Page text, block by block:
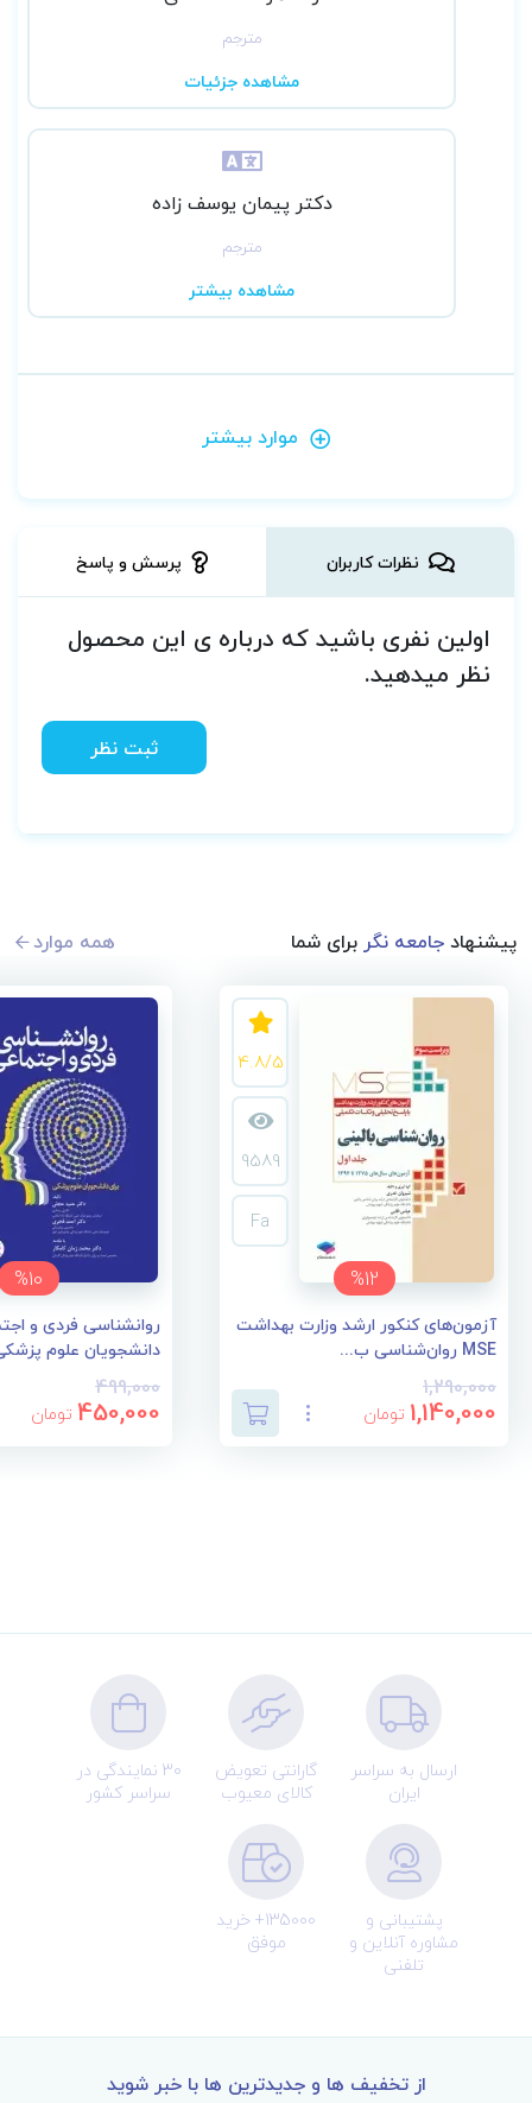
مترجم
مشاهده جزئیات
دکتر پیمان یوسف زاده
مترجم
مشاهده بیشتر
موارد بیشتر
نظرات کاربران پرسش و پاسخ
اولین نفری باشید که درباره ی این محصول
نظر میدهید.
ثبت نظر
پیشنهادجامعه نگر برای شما همه موارد
%12
4.8/5
9589
Fa
آزمون‌های کنکور ارشد وزارت بهداشت
MSE روان‌شناسی ب...
1,290,000
1,140,000 تومان
%10
روانشناسی فردی و
دانشجویان علوم
499,000
450,000 تومان
ارسال به سراسر
ایران
گارانتی تعویض
کالای معیوب
30 نمایندگی در
سراسر کشور
پشتیبانی و
مشاوره آنلاین و
تلفنی
135000+ خرید
موفق
از تخفیف ها و جدیدترین ها با خبر شوید